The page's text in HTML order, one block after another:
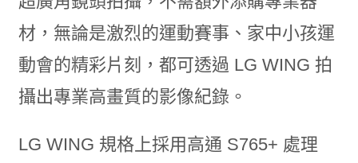
材，無論是激烈的運動賽事、家中小孩運
動會的精彩片刻，都可透過 LG WING 拍
攝出專業高畫質的影像紀錄。
LG WING 規格上採用高通 S765+ 處理